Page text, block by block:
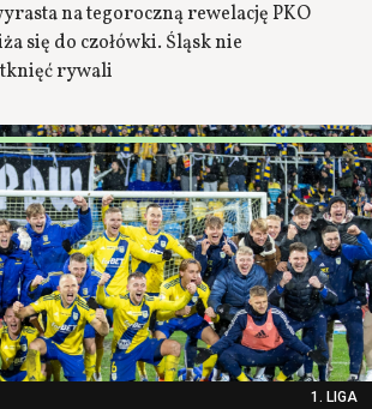
na tegoroczną rewelację PKO
się do czołówki. Śląsk nie
rywali
1. LIGA